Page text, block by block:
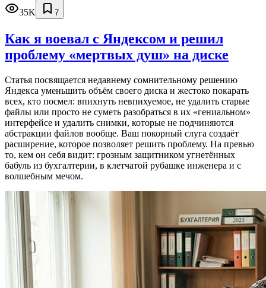
35K
7
Как я воевал с Яндексом и решил
проблему «мертвых душ» на диске
Статья посвящается недавнему сомнительному решению
Яндекса уменьшить объём своего диска и жестоко покарать
всех, кто посмел: впихнуть невпихуемое, не удалить старые
файлы или просто не суметь разобраться в их «гениальном»
интерфейсе и удалить снимки, которые не подчиняются
абстракции файлов вообще. Ваш покорный слуга создаёт
расширение, которое позволяет решить проблему. На превью
то, кем он себя видит: грозным защитником угнетённых
бабуль из бухгалтерии, в клетчатой рубашке инженера и с
волшебным мечом.